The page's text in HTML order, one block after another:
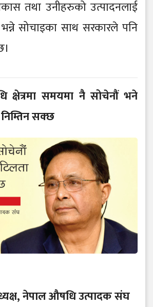
तथा उनीहरुको उत्पादनलाई
सोचाइका साथ सरकारले पनि
क्षेत्रमा समयमा नै सोचेनौं भने
सक्छ
नेपाल औषधि उत्पादक संघ